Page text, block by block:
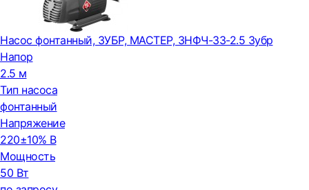
Насос фонтанный, ЗУБР, МАСТЕР, ЗНФЧ-33-2.5 Зубр
Hапор
2.5 м
Тип насоса
фонтанный
Напряжение
220±10% В
Мощность
50 Вт